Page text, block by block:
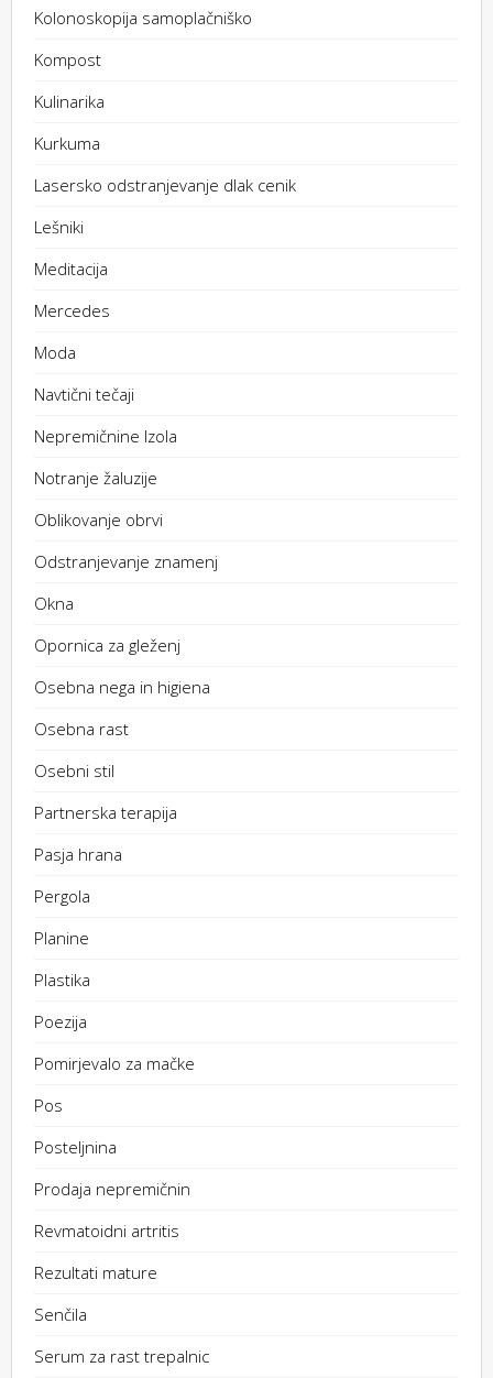
Kolonoskopija samoplačniško
Kompost
Kulinarika
Kurkuma
Lasersko odstranjevanje dlak cenik
Lešniki
Meditacija
Mercedes
Moda
Navtični tečaji
Nepremičnine Izola
Notranje žaluzije
Oblikovanje obrvi
Odstranjevanje znamenj
Okna
Opornica za gleženj
Osebna nega in higiena
Osebna rast
Osebni stil
Partnerska terapija
Pasja hrana
Pergola
Planine
Plastika
Poezija
Pomirjevalo za mačke
Pos
Posteljnina
Prodaja nepremičnin
Revmatoidni artritis
Rezultati mature
Senčila
Serum za rast trepalnic